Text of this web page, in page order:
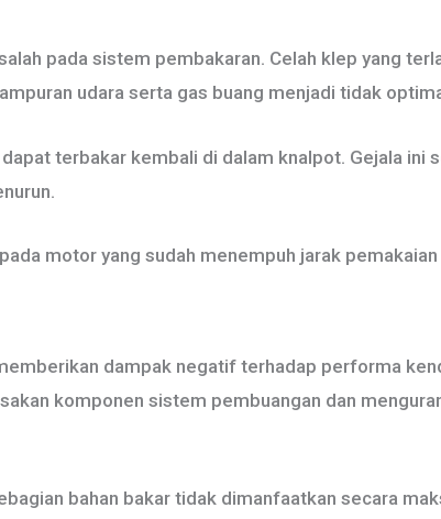
pada sistem pembakaran. Celah klep yang
udara serta gas buang menjadi tidak
terbakar kembali di dalam knalpot. Gejala ini
motor yang sudah menempuh jarak
dampak negatif terhadap performa
komponen sistem pembuangan dan
bahan bakar tidak dimanfaatkan secara